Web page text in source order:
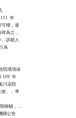
年
可稽，違
為之，
。訴願人
為
院環境保
109  年
污染防
效。」準
期檢驗，…
關公告